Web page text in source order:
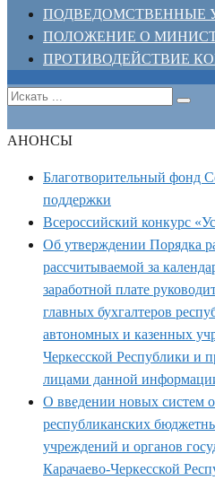
ПОДВЕДОМСТВЕННЫЕ
ПОЛОЖЕНИЕ О
ПРОТИВОДЕЙСТВИЕ
АНОНСЫ
Благотворительный фонд
поддержки
Всероссийский конкурс
Об утверждении Порядка
рассчитываемой за
заработной плате
главных бухгалтеров
автономных и казенных
Черкесской Республики и
лицами данной
О введении новых систем
республиканских
учреждений и органов
Карачаево-Черкесской